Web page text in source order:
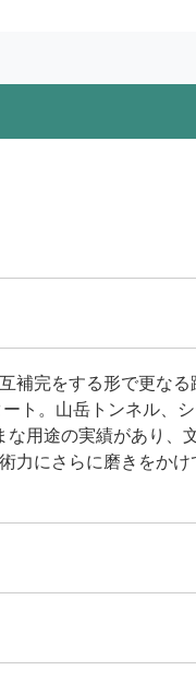
補完をする形で更なる
ト。山岳トンネル、シ
な用途の実績があり、
力にさらに磨きをかけ